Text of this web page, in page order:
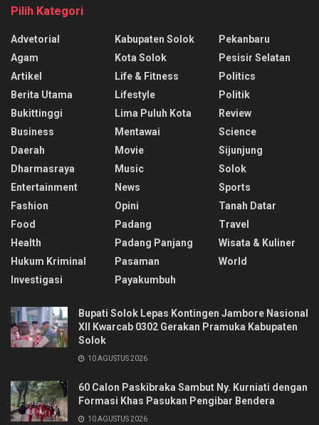
Pilih Kategori
Advetorial
Agam
Artikel
Berita Utama
Bukittinggi
Business
Daerah
Dharmasraya
Entertainment
Fashion
Food
Health
Hukum Kriminal
Investigasi
Kabupaten Solok
Kota Solok
Life & Fitness
Lifestyle
Lima Puluh Kota
Mentawai
Movie
Music
News
Opini
Padang
Padang Panjang
Pasaman
Payakumbuh
Pekanbaru
Pesisir Selatan
Politics
Politik
Review
Science
Sijunjung
Solok
Sports
Tanah Datar
Travel
Wisata & Kuliner
World
Bupati Solok Lepas Kontingen Jambore Nasional
XII Kwarcab 0302 Gerakan Pramuka Kabupaten
Solok
10 AGUSTUS 2026
60 Calon Paskibraka Sambut Ny. Kurniati dengan
Formasi Khas Pasukan Pengibar Bendera
10 AGUSTUS 2026